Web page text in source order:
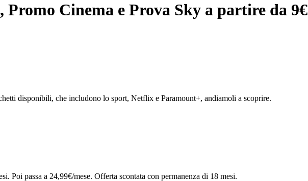
Cinema e Prova Sky a partire da 9€
disponibili, che includono lo sport, Netflix e Paramount+, andiamoli a scoprire.
Poi passa a 24,99€/mese. Offerta scontata con permanenza di 18 mesi.